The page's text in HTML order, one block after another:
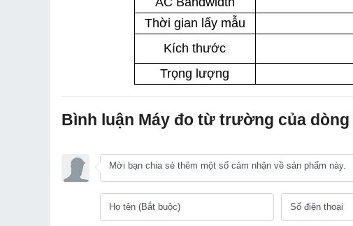
Thời gian lấy mẫu
Kích thước
Trọng lượng
Bình luận Máy đo từ trường của